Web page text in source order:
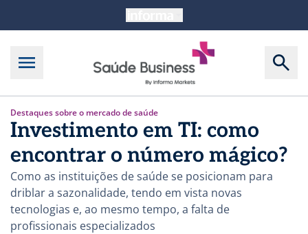
Destaques sobre o mercado de saúde
Investimento em TI: como
encontrar o número mágico?
Como as instituições de saúde se posicionam para
driblar a sazonalidade, tendo em vista novas
tecnologias e, ao mesmo tempo, a falta de
profissionais especializados